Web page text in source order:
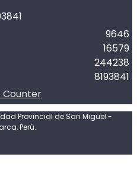
3841
9646
16579
244238
8193841
Counter
Provincial de San Miguel -
Perú.